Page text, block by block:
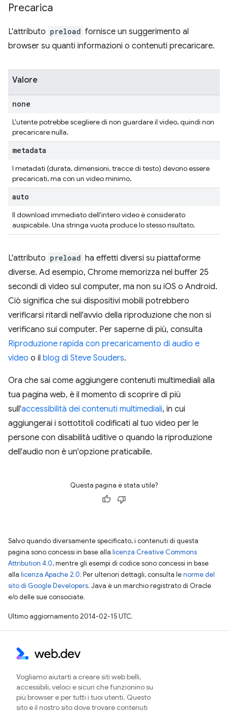
Precarica
L'attributo preload fornisce un suggerimento al
browser su quanti informazioni o contenuti precaricare.
Valore
none
L'utente potrebbe scegliere di non guardare il video, quindi non
precaricare nulla.
metadata
I metadati (durata, dimensioni, tracce di testo) devono essere
precaricati, ma con un video minimo.
auto
Il download immediato dell'intero video è considerato
auspicabile. Una stringa vuota produce lo stesso risultato.
L'attributo preload ha effetti diversi su piattaforme
diverse. Ad esempio, Chrome memorizza nel buffer 25
secondi di video sul computer, ma non su iOS o Android.
Ciò significa che sui dispositivi mobili potrebbero
verificarsi ritardi nell'avvio della riproduzione che non si
verificano sui computer. Per saperne di più, consulta
Riproduzione rapida con precaricamento di audio e
video o il blog di Steve Souders.
Ora che sai come aggiungere contenuti multimediali alla
tua pagina web, è il momento di scoprire di più
sull'accessibilità dei contenuti multimediali, in cui
aggiungerai i sottotitoli codificati al tuo video per le
persone con disabilità uditive o quando la riproduzione
dell'audio non è un'opzione praticabile.
Questa pagina è stata utile?
Salvo quando diversamente specificato, i contenuti di questa
pagina sono concessi in base alla licenza Creative Commons
Attribution 4.0, mentre gli esempi di codice sono concessi in base
alla licenza Apache 2.0. Per ulteriori dettagli, consulta lenorme del
sito di Google Developers. Java è un marchio registrato di Oracle
e/o delle sue consociate.
Ultimo aggiornamento 2014-02-15 UTC.
Vogliamo aiutarti a creare siti web belli,
accessibili, veloci e sicuri che funzionino su
più browser e per tutti i tuoi utenti. Questo
sito è il nostro sito dove trovare contenuti